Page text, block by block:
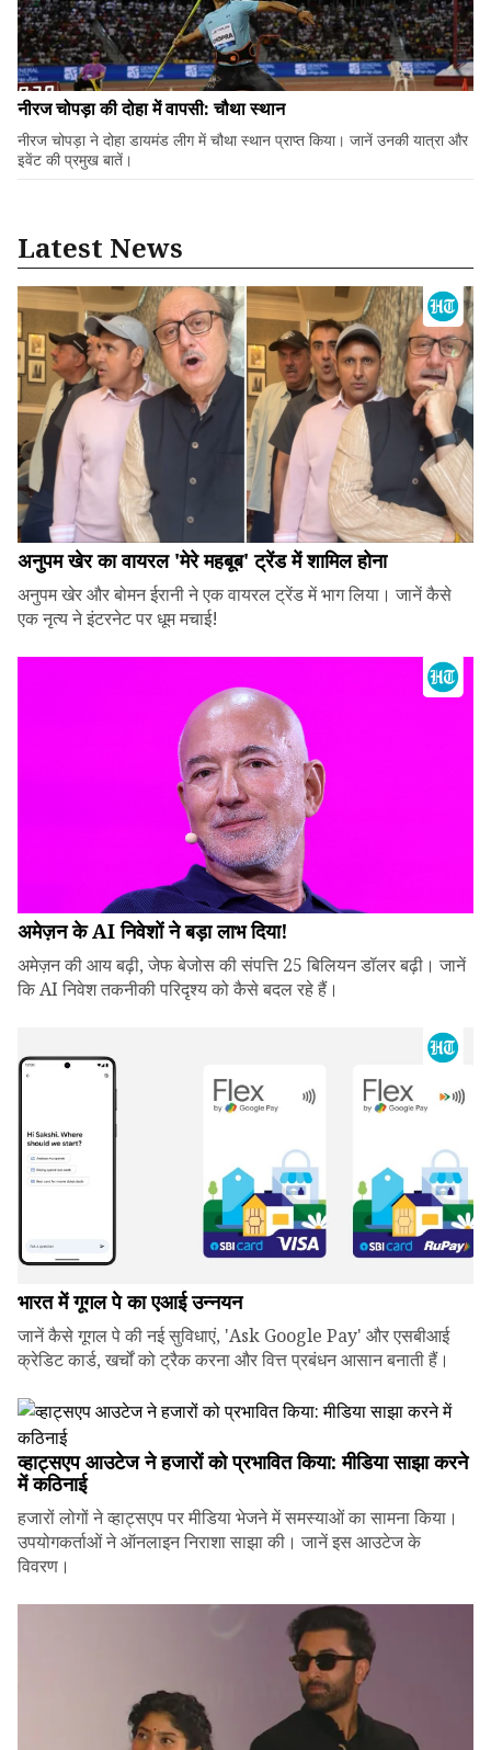
नीरज चोपड़ा की दोहा में वापसी: चौथा स्थान
नीरज चोपड़ा ने दोहा डायमंड लीग में चौथा स्थान प्राप्त किया। जानें उनकी यात्रा और
इवेंट की प्रमुख बातें।
Latest News
अनुपम खेर का वायरल 'मेरे महबूब' ट्रेंड में शामिल होना
अनुपम खेर और बोमन ईरानी ने एक वायरल ट्रेंड में भाग लिया। जानें कैसे
एक नृत्य ने इंटरनेट पर धूम मचाई!
अमेज़न के AI निवेशों ने बड़ा लाभ दिया!
अमेज़न की आय बढ़ी, जेफ बेजोस की संपत्ति 25 बिलियन डॉलर बढ़ी। जानें
कि AI निवेश तकनीकी परिदृश्य को कैसे बदल रहे हैं।
भारत में गूगल पे का एआई उन्नयन
जानें कैसे गूगल पे की नई सुविधाएं, 'Ask Google Pay' और एसबीआई
क्रेडिट कार्ड, खर्चों को ट्रैक करना और वित्त प्रबंधन आसान बनाती हैं।
व्हाट्सएप आउटेज ने हजारों को प्रभावित किया: मीडिया साझा करने
में कठिनाई
हजारों लोगों ने व्हाट्सएप पर मीडिया भेजने में समस्याओं का सामना किया।
उपयोगकर्ताओं ने ऑनलाइन निराशा साझा की। जानें इस आउटेज के
विवरण।